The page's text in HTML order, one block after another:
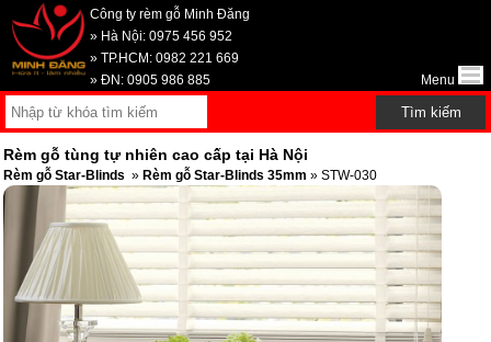
Công ty rèm gỗ Minh Đăng
» Hà Nội: 0975 456 952
» TP.HCM: 0982 221 669
» ĐN: 0905 986 885
Menu
Rèm gỗ tùng tự nhiên cao cấp tại Hà Nội
Rèm gỗ Star-Blinds » Rèm gỗ Star-Blinds 35mm » STW-030